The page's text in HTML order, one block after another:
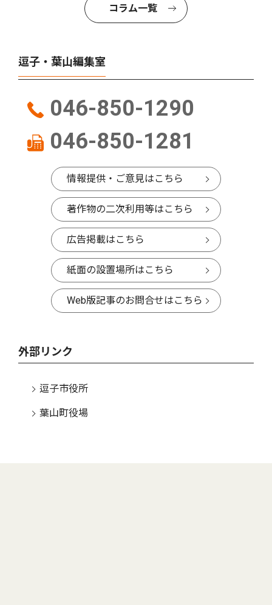
コラム一覧
逗子・葉山編集室
046-850-1290
046-850-1281
情報提供・ご意見はこちら
著作物の二次利用等はこちら
広告掲載はこちら
紙面の設置場所はこちら
Web版記事のお問合せはこちら
外部リンク
逗子市役所
葉山町役場